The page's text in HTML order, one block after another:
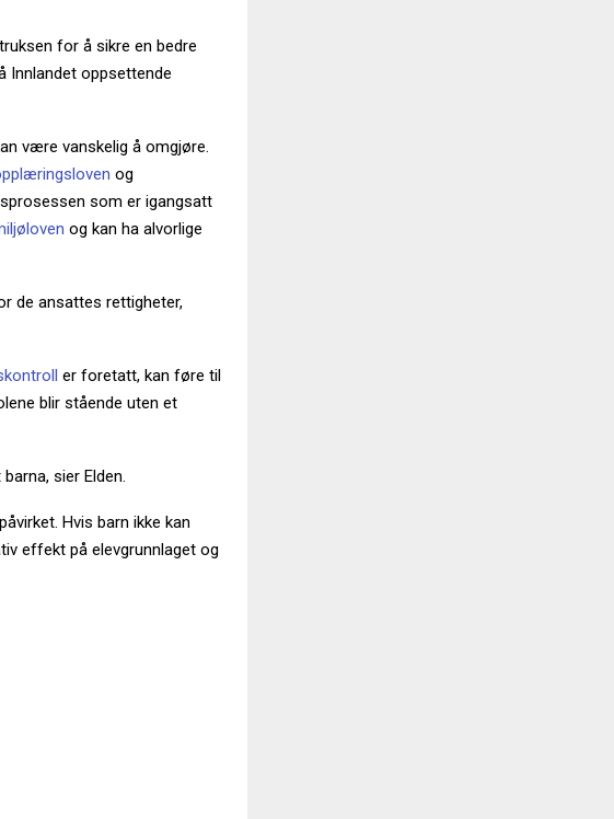
for å sikre en bedre
Innlandet oppsettende
være vanskelig å omgjøre.
og
som er igangsatt
og kan ha alvorlige
de ansattes rettigheter,
er foretatt, kan føre til
blir stående uten et
sier Elden.
Hvis barn ikke kan
effekt på elevgrunnlaget og